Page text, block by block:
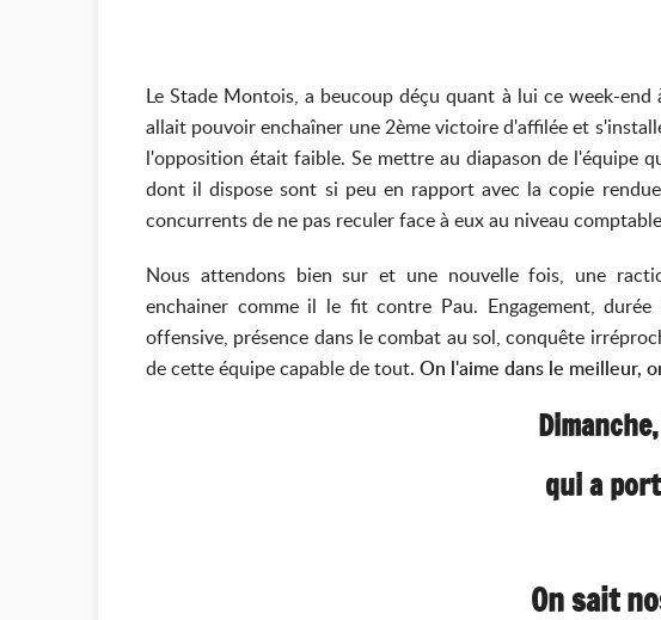
Le Stade Montois, a beucoup déçu quant à lui ce week-
allait pouvoir enchaîner une 2ème victoire d'affilée et
l'opposition était faible. Se mettre au diapason de l'équipe
dont il dispose sont si peu en rapport avec la copie
concurrents de ne pas reculer face à eux au niveau
Nous attendons bien sur et une nouvelle fois, une
enchainer comme il le fit contre Pau. Engagement,
offensive, présence dans le combat au sol, conquête
de cette équipe capable de tout. On l'aime dans le meilleur,
qui a
On sait